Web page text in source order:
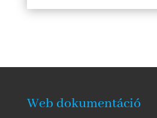
Web dokumentáció